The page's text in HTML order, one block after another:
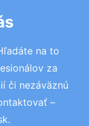
na to
za
či nezáväznú
–